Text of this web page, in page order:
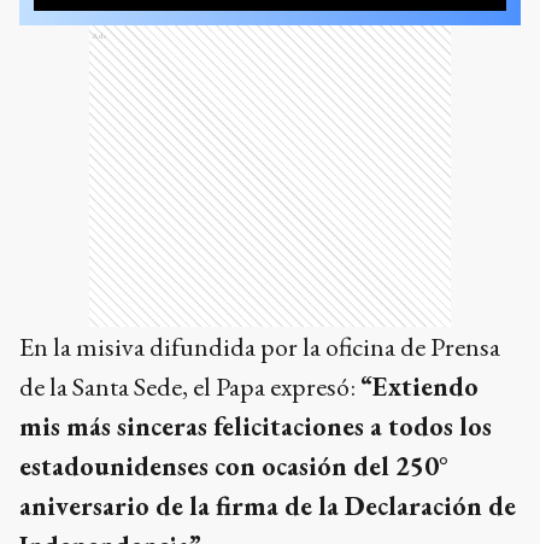
Ads
En la misiva difundida por la oficina de Prensa
de la Santa Sede, el Papa expresó: “Extiendo
mis más sinceras felicitaciones a todos los
estadounidenses con ocasión del 250°
aniversario de la firma de la Declaración de